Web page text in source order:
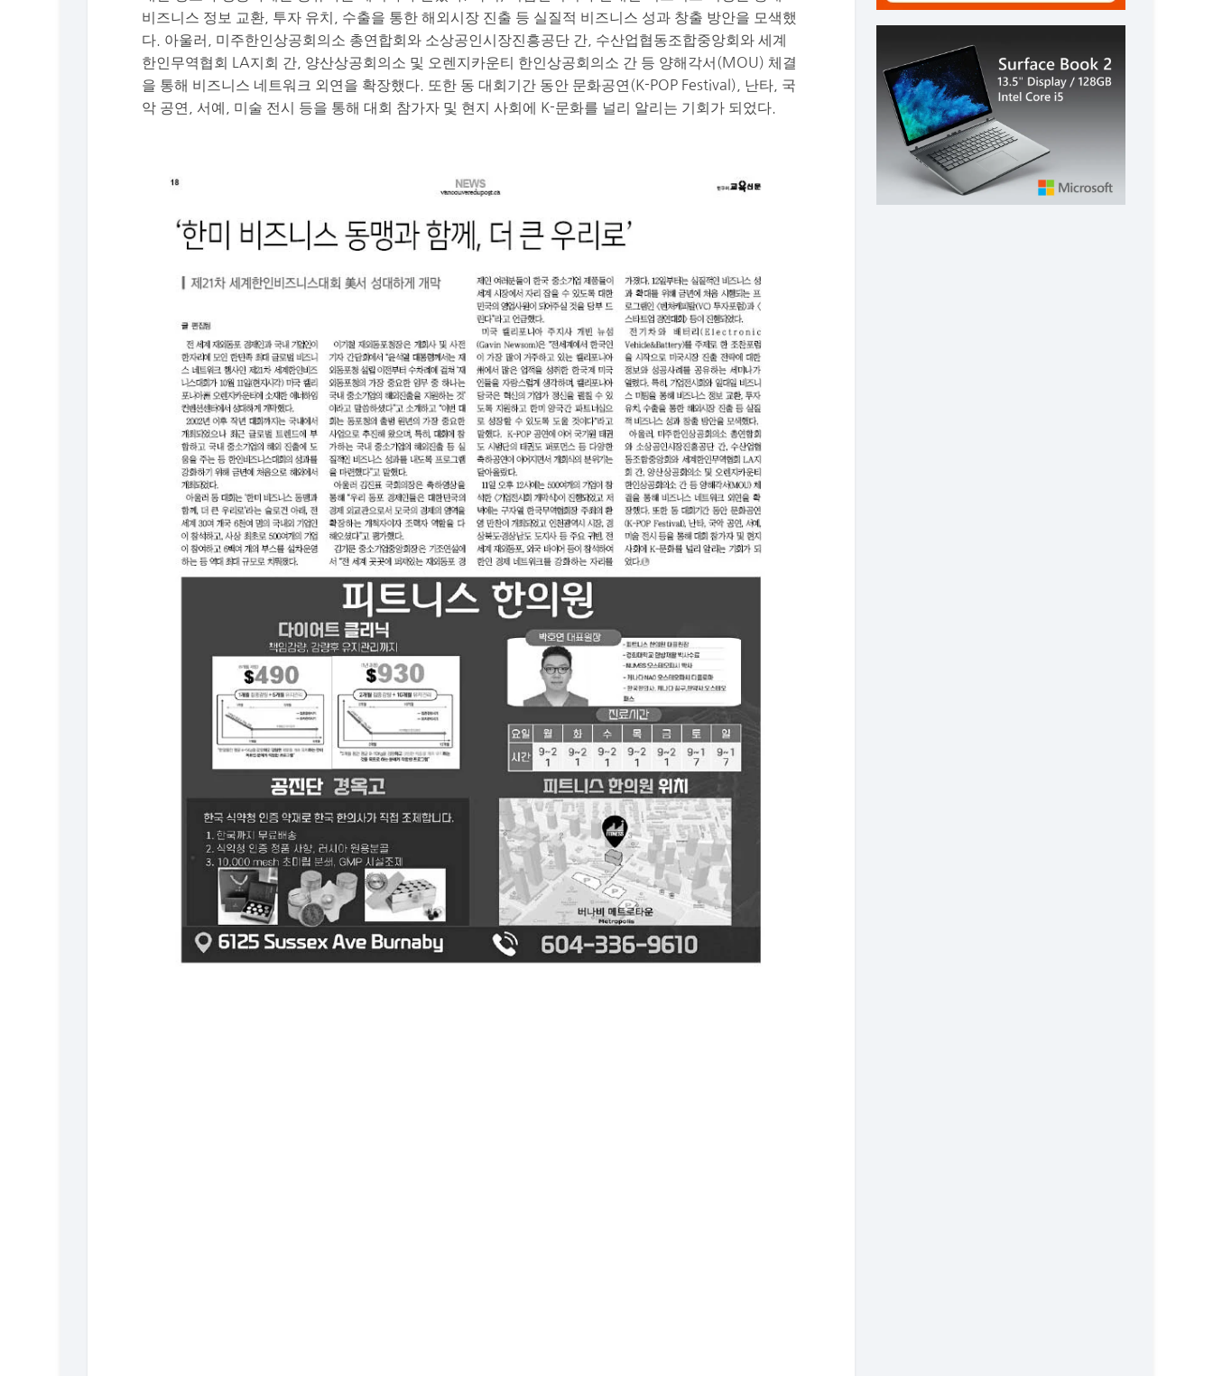
비즈니스 정보 교환, 투자 유치, 수출을 통한 해외시장 진출 등 실질적 비즈니스 성과 창출 방안을 모색했
다. 아울러, 미주한인상공회의소 총연합회와 소상공인시장진흥공단 간, 수산업협동조합중앙회와 세계
한인무역협회 LA지회 간, 양산상공회의소 및 오렌지카운티 한인상공회의소 간 등 양해각서(MOU) 체결
을 통해 비즈니스 네트워크 외연을 확장했다. 또한 동 대회기간 동안 문화공연(K-POP Festival), 난타, 국
악 공연, 서예, 미술 전시 등을 통해 대회 참가자 및 현지 사회에 K-문화를 널리 알리는 기회가 되었다.